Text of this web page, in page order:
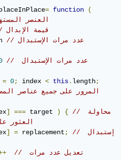
= function
(
//  العنصر
// قيمة الإبدال
// عدد مرات الإستبدال
0
// عدد مرات الإستبدال
= 0; index < this.length;
// المرور على جميع عناصر
] === target ) {
// محاولة
العثور
] = replacement;
// إستبدال
++
// تعديل عدد مرات